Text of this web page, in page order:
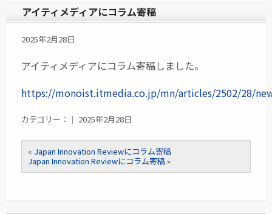
アイティメディアにコラム寄稿
2025年2月28日
アイティメディアにコラム寄稿しました。
https://monoist.itmedia.co.jp/mn/articles/2502/28/
カテゴリー：｜ 2025年2月28日
« Japan Innovation Reviewにコラム寄稿
Japan Innovation Reviewにコラム寄稿»